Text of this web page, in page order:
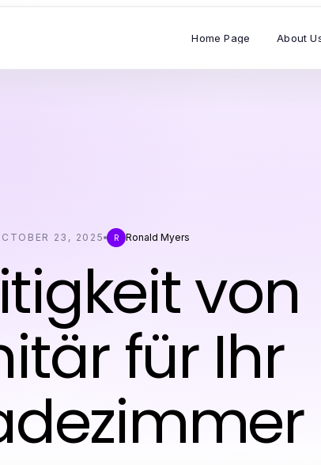
Home Page About
23, 2025 R Ronald Myers
von
für Ihr